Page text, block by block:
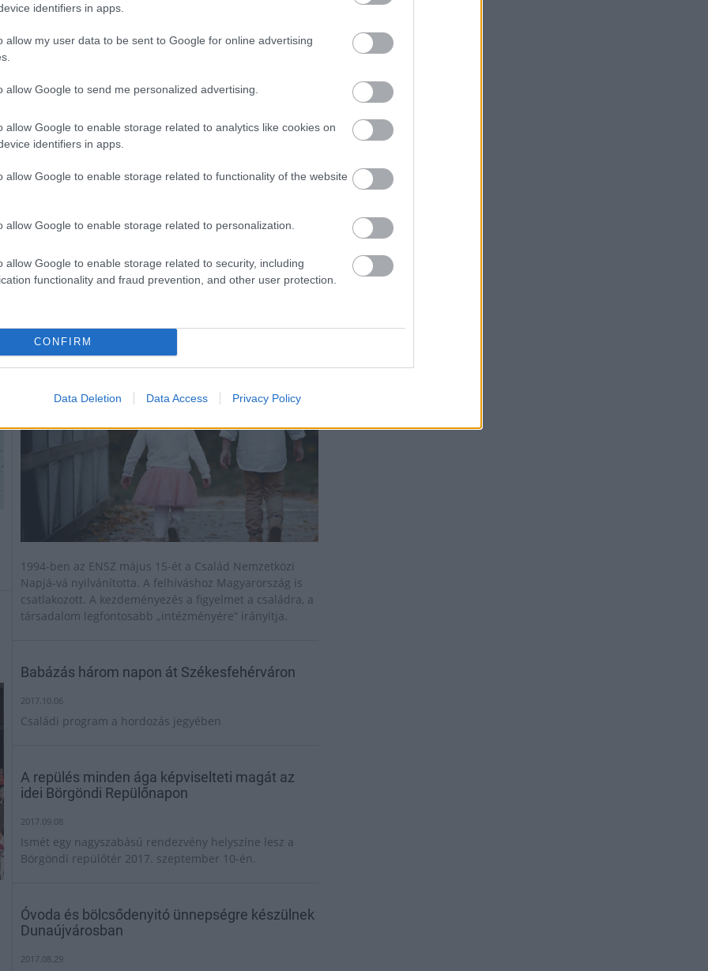
identifiers in apps.
allow my user data to be sent to Google for online advertising
allow Google to send me personalized advertising.
allow Google to enable storage related to analytics like cookies on
identifiers in apps.
allow Google to enable storage related to functionality of the website
allow Google to enable storage related to personalization.
allow Google to enable storage related to security, including
functionality and fraud prevention, and other user protection.
CONFIRM
Data Deletion Data Access Privacy Policy
Pénteket a Vízivárosban. Az iskolakezdés előtti utolsó
pénteken, augusztus 25-én várják a családokat a Budai
részleteiről dr. Horváth Miklósné önkormányzati
szekesfehervar.hu.
Nemzetközi Családnap - Kreatív délutánra
2022.05.06
1994-ben az ENSZ május 15-ét a Család Nemzetközi
Napjá-vá nyilvánította. A felhíváshoz Magyarország is
csatlakozott. A kezdeményezés a figyelmet a családra, a
társadalom legfontosabb „intézményére” irányítja.
Babázás három napon át Székesfehérváron
2017.10.06
Családi program a hordozás jegyében
A repülés minden ága képviselteti magát az
idei Börgöndi Repülőnapon
2017.09.08
Ismét egy nagyszabású rendezvény helyszíne lesz a
Börgöndi repülőtér 2017. szeptember 10-én.
Óvoda és bölcsődenyitó ünnepségre készülnek
Dunaújvárosban
2017.08.29